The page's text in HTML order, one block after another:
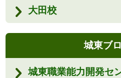
大田校
城東ブ
城東職業能力開発セ